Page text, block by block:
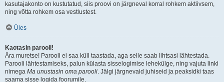
kasutajakonto on kustutatud, siis proovi on järgneval korral rohkem aktiivsem,
ning võtta rohkem osa vestlustest.
Üles
Kaotasin parooli!
Ära muretse! Parooli ei saa küll taastada, aga selle saab lihtsasi lähtestada.
Parooli lähtestamiseks, palun külasta sisselogimise lehekülge, ning vajuta linki
nimega Ma unustasin oma parooli. Jälgi järgnevaid juhiseid ja peaksidki taas
saama sisse logida foorumile.